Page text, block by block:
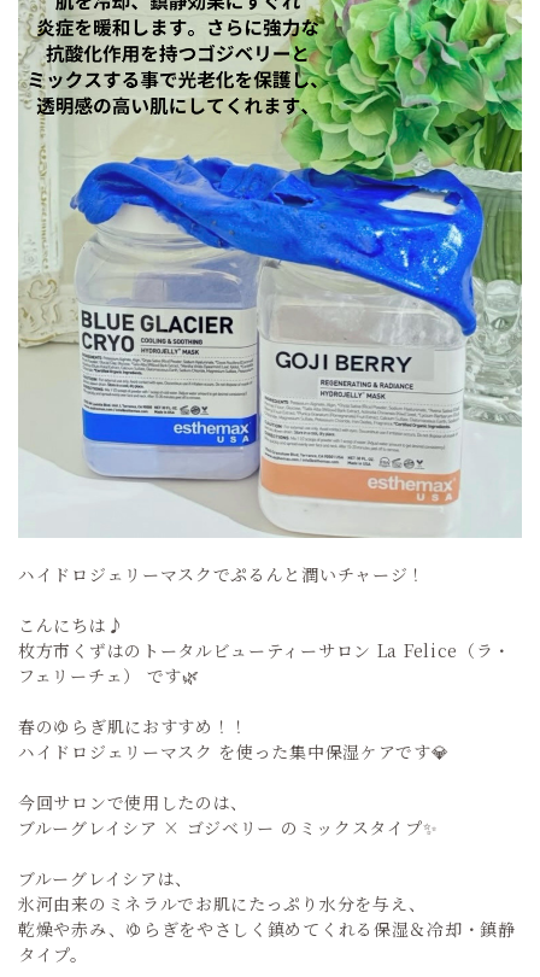
ハイドロジェリーマスクでぷるんと潤いチャージ！
こんにちは♪
枚方市くずはのトータルビューティーサロン La Felice（ラ・
フェリーチェ） です🌿
春のゆらぎ肌におすすめ！！
ハイドロジェリーマスク を使った集中保湿ケアです💎
今回サロンで使用したのは、
ブルーグレイシア × ゴジベリー のミックスタイプ✨
ブルーグレイシアは、
氷河由来のミネラルでお肌にたっぷり水分を与え、
乾燥や赤み、ゆらぎをやさしく鎮めてくれる保湿＆冷却・鎮静
タイプ。